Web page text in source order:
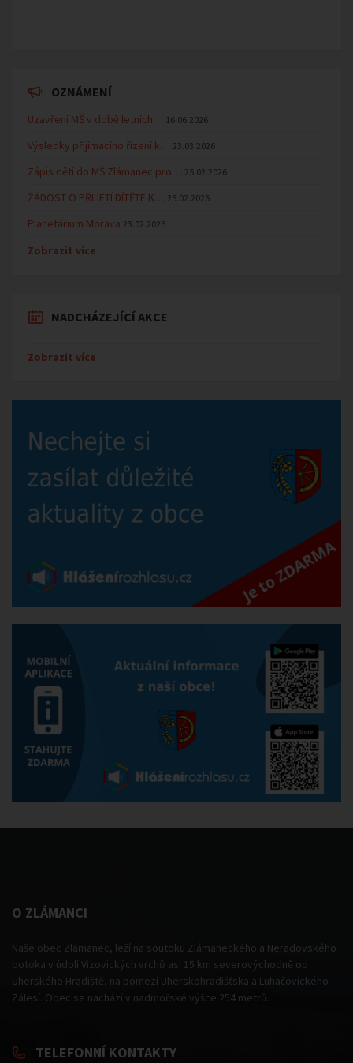
OZNÁMENÍ
Uzavření MŠ v době letních… 16.06.2026
Výsledky přijímacího řízení k… 23.03.2026
Zápis dětí do MŠ Zlámanec pro… 25.02.2026
ŽÁDOST O PŘIJETÍ DÍTĚTE K… 25.02.2026
Planetárium Morava 23.02.2026
Zobrazit více
NADCHÁZEJÍCÍ AKCE
Zobrazit více
O ZLÁMANCI
Naše obec Zlámanec, leží na soutoku Zlámaneckého a Neradovského
potoka v údolí Vizovických vrchů asi 15 km severovýchodně od
Uherského Hradiště, na pomezí Uherskohradišťska a Luhačovického
Zálesí. Obec se nachází v nadmořské výšce 254 metrů.
TELEFONNÍ KONTAKTY